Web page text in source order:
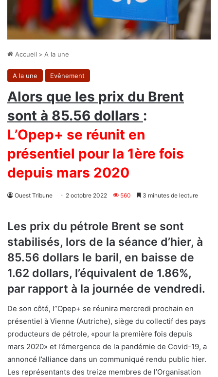
Accueil > A la une
A la une Evênement
Alors que les prix du Brent
sont à 85.56 dollars :
L’Opep+ se réunit en
présentiel pour la 1ère fois
depuis mars 2020
Ouest Tribune 2 octobre 2022 560 3 minutes de lecture
Les prix du pétrole Brent se sont
stabilisés, lors de la séance d’hier, à
85.56 dollars le baril, en baisse de
1.62 dollars, l’équivalent de 1.86%,
par rapport à la journée de vendredi.
De son côté, l’’Opep+ se réunira mercredi prochain en
présentiel à Vienne (Autriche), siège du collectif des pays
producteurs de pétrole, «pour la première fois depuis
mars 2020» et l’émergence de la pandémie de Covid-19, a
annoncé l’alliance dans un communiqué rendu public hier.
Les représentants des treize membres de l’Organisation